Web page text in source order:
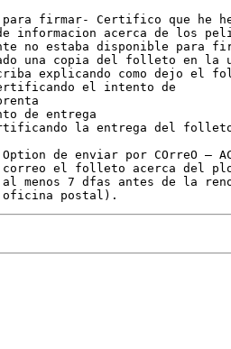
para firmar- Certifico que he
informacion acerca de los
no estaba disponible para
una copia del folleto en la
explicando como dejo el
el intento de
de entrega
la entrega del
de enviar por COrreO —
correo el folleto acerca del
menos 7 dfas antes de la